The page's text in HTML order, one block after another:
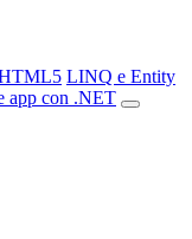
LINQ e Entity
app con .NET